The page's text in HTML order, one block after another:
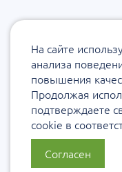
На сайте
анализа
повышения
Продолжая
подтверждаете
cookie в
Согласен